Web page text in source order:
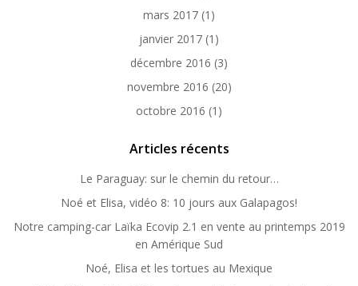
mars 2017 (1)
janvier 2017 (1)
décembre 2016 (3)
novembre 2016 (20)
octobre 2016 (1)
Articles récents
Le Paraguay: sur le chemin du retour…
Noé et Elisa, vidéo 8: 10 jours aux Galapagos!
Notre camping-car Laïka Ecovip 2.1 en vente au printemps 2019
en Amérique Sud
Noé, Elisa et les tortues au Mexique